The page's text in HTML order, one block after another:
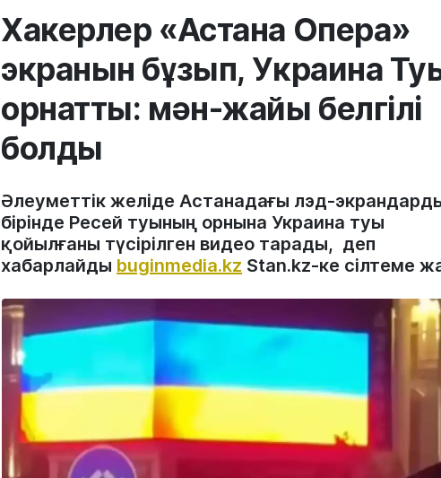
Хакерлер «Астана Опера»
экранын бұзып, Украина
орнатты: мән-жайы белгілі
болды
Әлеуметтік желіде Астанадағы лэд-
бірінде Ресей туының орнына Украина туы
қойылғаны түсірілген видео тарады, деп
хабарлайды buginmedia.kz Stan.kz-ке сілтеме